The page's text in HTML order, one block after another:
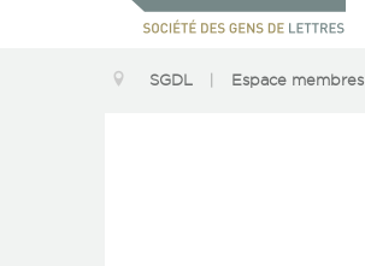
SGDL Espace membres